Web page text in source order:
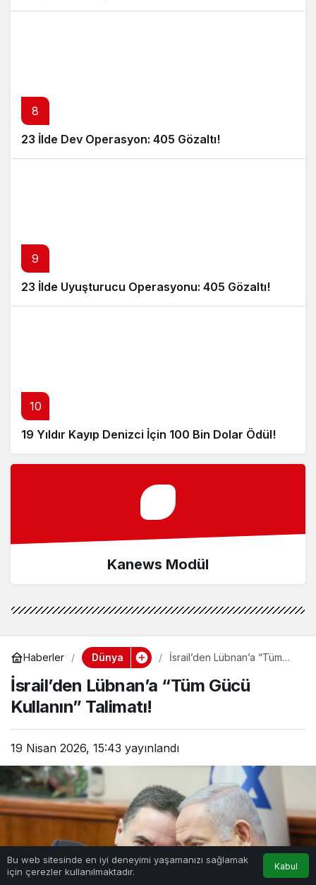
8
23 İlde Dev Operasyon: 405 Gözaltı!
9
23 İlde Uyuşturucu Operasyonu: 405 Gözaltı!
10
19 Yıldır Kayıp Denizci İçin 100 Bin Dolar Ödül!
Kanews Modül
Haberler Dünya
İsrail’den Lübnan’a “Tüm
İsrail’den Lübnan’a “Tüm Gücü
Kullanın” Talimatı!
19 Nisan 2026, 15:43 yayınlandı
Bu web sitesinde en iyi deneyimi yaşamanızı sağlamak
için çerezler kullanılmaktadır.
Kabul